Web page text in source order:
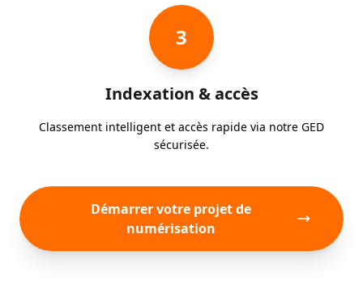
3
Indexation & accès
Classement intelligent et accès rapide via notre GED
sécurisée.
Démarrer votre projet de
numérisation